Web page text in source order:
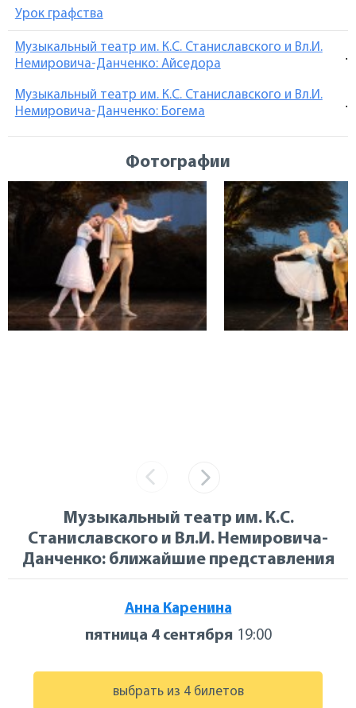
Урок графства
Музыкальный театр им. К.С. Станиславского и Вл.И.
Немировича-Данченко: Айседора
.
Музыкальный театр им. К.С. Станиславского и Вл.И.
Немировича-Данченко: Богема
.
Фотографии
Музыкальный театр им. К.С.
Станиславского и Вл.И. Немировича-
Данченко: ближайшие представления
Анна Каренина
пятница 4 сентября 19:00
выбрать из 4 билетов